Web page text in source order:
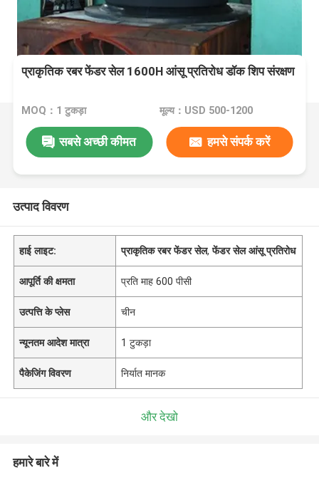
प्राकृतिक रबर फेंडर सेल 1600H आंसू प्रतिरोध डॉक शिप संरक्षण
MOQ：1 टुकड़ा मूल्य：USD 500-1200
सबसे अच्छी कीमत हमसे संपर्क करें
उत्पाद विवरण
हाई लाइट: प्राकृतिक रबर फेंडर सेल,फेंडर सेल आंसू प्रतिरोध
आपूर्ति की क्षमता प्रति माह 600 पीसी
उत्पत्ति के प्लेस चीन
न्यूनतम आदेश मात्रा 1 टुकड़ा
पैकेजिंग विवरण निर्यात मानक
और देखो
हमारे बारे में